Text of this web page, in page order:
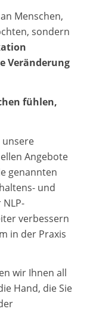
Menschen,
sondern
Veränderung
fühlen,
unsere
Angebote
genannten
und
verbessern
in der Praxis
wir Ihnen all
Hand, die Sie